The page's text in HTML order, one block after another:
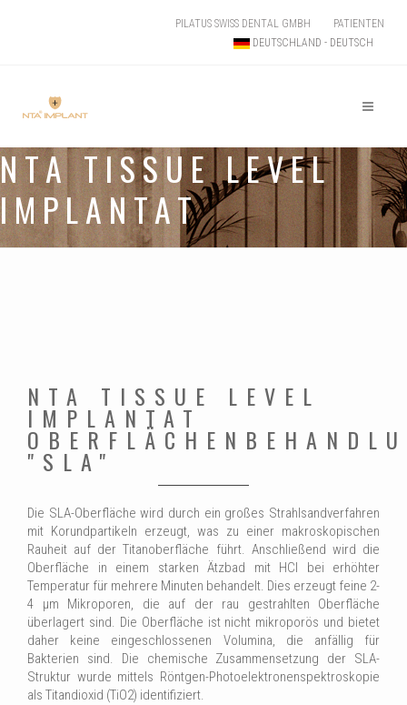
PATIENTEN
PILATUS SWISS DENTAL GMBH
DEUTSCHLAND - DEUTSCH
NTA TISSUE LEVEL
IMPLANTAT
NTA TISSUE LEVEL
IMPLANTAT
"SLA"
Die SLA-Oberfläche wird durch ein großes Strahlsandverfahren
mit Korundpartikeln erzeugt, was zu einer makroskopischen
Rauheit auf der Titanoberfläche führt. Anschließend wird die
Oberfläche in einem starken Ätzbad mit HCl bei erhöhter
Temperatur für mehrere Minuten behandelt. Dies erzeugt feine 2-
4 μm Mikroporen, die auf der rau gestrahlten Oberfläche
überlagert sind. Die Oberfläche ist nicht mikroporös und bietet
daher keine eingeschlossenen Volumina, die anfällig für
Bakterien sind. Die chemische Zusammensetzung der SLA-
Struktur wurde mittels Röntgen-Photoelektronenspektroskopie
als Titandioxid (TiO2) identifiziert.